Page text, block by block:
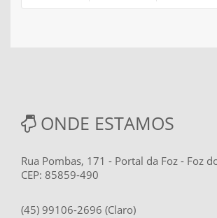
ONDE ESTAMOS
Rua Pombas, 171 - Portal da Foz - Foz
CEP: 85859-490
(45) 99106-2696 (Claro)